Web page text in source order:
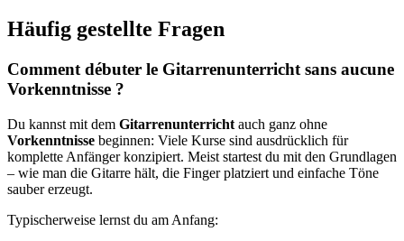
Häufig gestellte Fragen
Comment débuter le Gitarrenunterricht sans aucune
Vorkenntnisse ?
Du kannst mit dem Gitarrenunterricht auch ganz ohne
Vorkenntnisse beginnen: Viele Kurse sind ausdrücklich für
komplette Anfänger konzipiert. Meist startest du mit den Grundlagen
– wie man die Gitarre hält, die Finger platziert und einfache Töne
sauber erzeugt.
Typischerweise lernst du am Anfang: